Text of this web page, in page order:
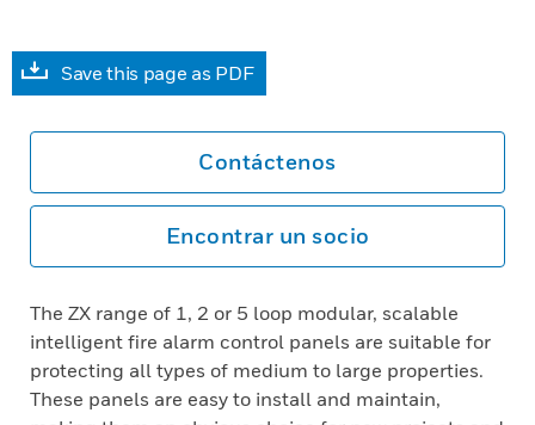
Save this page as PDF
Contáctenos
Encontrar un socio
The ZX range of 1, 2 or 5 loop modular, scalable
intelligent fire alarm control panels are suitable for
protecting all types of medium to large properties.
These panels are easy to install and maintain,